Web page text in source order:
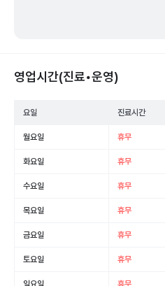
영업시간(진료•운영)
요일 진료시간
월요일 휴무
화요일 휴무
수요일 휴무
목요일 휴무
금요일 휴무
토요일 휴무
일요일 휴무